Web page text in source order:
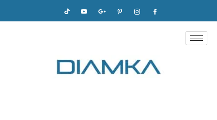
Skip
to